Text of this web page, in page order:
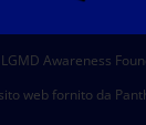
Awareness
web fornito da